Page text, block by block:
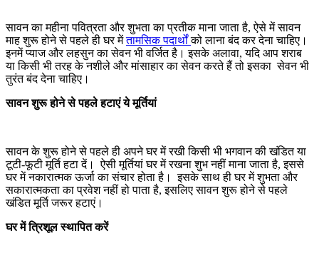
सावन का महीना पवित्रता और शुभता का प्रतीक माना जाता है, ऐसे में सावन
माह शुरू होने से पहले ही घर मेंतामसिक पदार्थोंको लाना बंद कर देना चाहिए।
इनमें प्याज और लहसुन का सेवन भी वर्जित है। इसके अलावा, यदि आप शराब
या किसी भी तरह के नशीले और मांसाहार का सेवन करते हैं तो इसका सेवन भी
तुरंत बंद देना चाहिए।
सावन शुरू होने से पहले हटाएं ये मूर्तियां
सावन के शुरू होने से पहले ही अपने घर में रखी किसी भी भगवान की खंडित या
टूटी-फूटी मूर्ति हटा दें। ऐसी मूर्तियां घर में रखना शुभ नहीं माना जाता है, इससे
घर में नकारात्मक ऊर्जा का संचार होता है। इसके साथ ही घर में शुभता और
सकारात्मकता का प्रवेश नहीं हो पाता है, इसलिए सावन शुरू होने से पहले
खंडित मूर्ति जरूर हटाएं।
घर में त्रिशूल स्थापित करें